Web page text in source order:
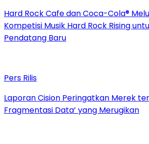
Hard Rock Cafe dan Coca-Cola®
Kompetisi Musik Hard Rock Rising
Pendatang Baru
Pers Rilis
Laporan Cision Peringatkan Merek
Fragmentasi Data’ yang Merugikan